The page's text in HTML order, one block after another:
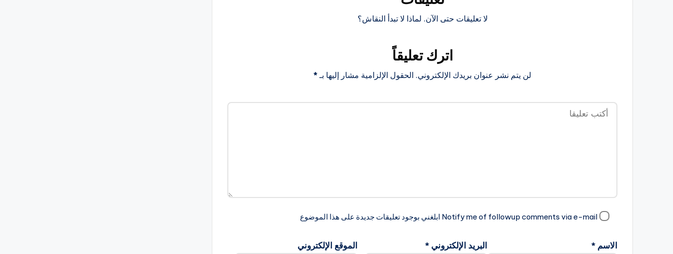
لا تعليقات حتى الآن. لماذا لا تبدأ النقاش؟
اترك تعليقاً
لن يتم نشر عنوان بريدك الإلكتروني. الحقول الإلزامية مشار إليها بـ *
Notify me of followup comments via e-mail ابلغني بوجود تعليقات جديدة على هذا الموضوع
الاسم * البريد الإلكتروني * الموقع الإلكتروني